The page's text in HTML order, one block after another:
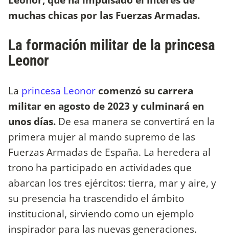
muchas chicas por las Fuerzas Armadas.
La formación militar de la princesa
Leonor
La princesa Leonor comenzó su carrera
militar en agosto de 2023 y culminará en
unos días. De esa manera se convertirá en la
primera mujer al mando supremo de las
Fuerzas Armadas de España. La heredera al
trono ha participado en actividades que
abarcan los tres ejércitos: tierra, mar y aire, y
su presencia ha trascendido el ámbito
institucional, sirviendo como un ejemplo
inspirador para las nuevas generaciones.